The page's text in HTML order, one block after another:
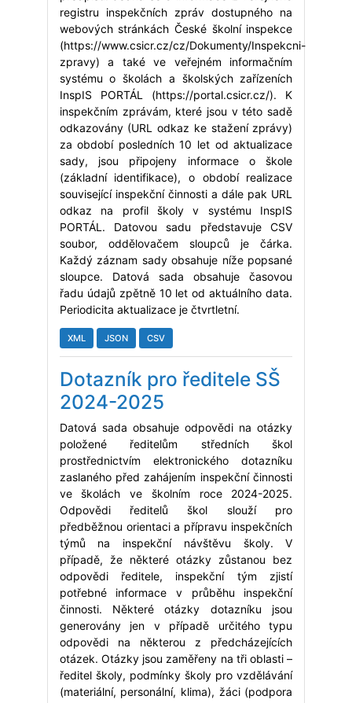
registru inspekčních zpráv dostupného na
webových stránkách České školní inspekce
(https://www.csicr.cz/cz/Dokumenty/Inspekcni-
zpravy) a také ve veřejném informačním
systému o školách a školských zařízeních
InspIS PORTÁL (https://portal.csicr.cz/). K
inspekčním zprávám, které jsou v této sadě
odkazovány (URL odkaz ke stažení zprávy)
za období posledních 10 let od aktualizace
sady, jsou připojeny informace o škole
(základní identifikace), o období realizace
související inspekční činnosti a dále pak URL
odkaz na profil školy v systému InspIS
PORTÁL. Datovou sadu představuje CSV
soubor, oddělovačem sloupců je čárka.
Každý záznam sady obsahuje níže popsané
sloupce. Datová sada obsahuje časovou
řadu údajů zpětně 10 let od aktuálního data.
Periodicita aktualizace je čtvrtletní.
XML JSON CSV
Dotazník pro ředitele SŠ
2024-2025
Datová sada obsahuje odpovědi na otázky
položené ředitelům středních škol
prostřednictvím elektronického dotazníku
zaslaného před zahájením inspekční činnosti
ve školách ve školním roce 2024-2025.
Odpovědi ředitelů škol slouží pro
předběžnou orientaci a přípravu inspekčních
týmů na inspekční návštěvu školy. V
případě, že některé otázky zůstanou bez
odpovědi ředitele, inspekční tým zjistí
potřebné informace v průběhu inspekční
činnosti. Některé otázky dotazníku jsou
generovány jen v případě určitého typu
odpovědi na některou z předcházejících
otázek. Otázky jsou zaměřeny na tři oblasti –
ředitel školy, podmínky školy pro vzdělávání
(materiální, personální, klima), žáci (podpora